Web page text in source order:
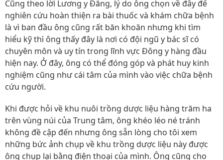
Cũng theo lời Lương y Đăng, lý do ông chọn về đây để
nghiên cứu hoàn thiện ra bài thuốc và khám chữa bệnh
là vì ban đầu ông cũng rất băn khoăn nhưng khi tìm
hiểu kỹ thì ông thấy đây là nơi có đội ngũ y bác sĩ có
chuyên môn và uy tín trong lĩnh vực Đông y hàng đầu
hiện nay. Ở đây, ông có thể đóng góp và phát huy kinh
nghiệm cũng như cái tâm của mình vào việc chữa bệnh
cứu người.
Khi được hỏi về khu nuôi trồng dược liệu hàng trăm ha
trên vùng núi của Trung tâm, ông khéo léo né tránh
không đề cập đến nhưng ông sẵn lòng cho tôi xem
những bức ảnh chụp về khu trồng dược liệu này được
ông chụp lại bằng điện thoại của mình. Ông cũng cho